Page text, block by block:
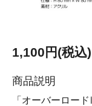
1,100円(税込)
商品説明
「オーバーロー